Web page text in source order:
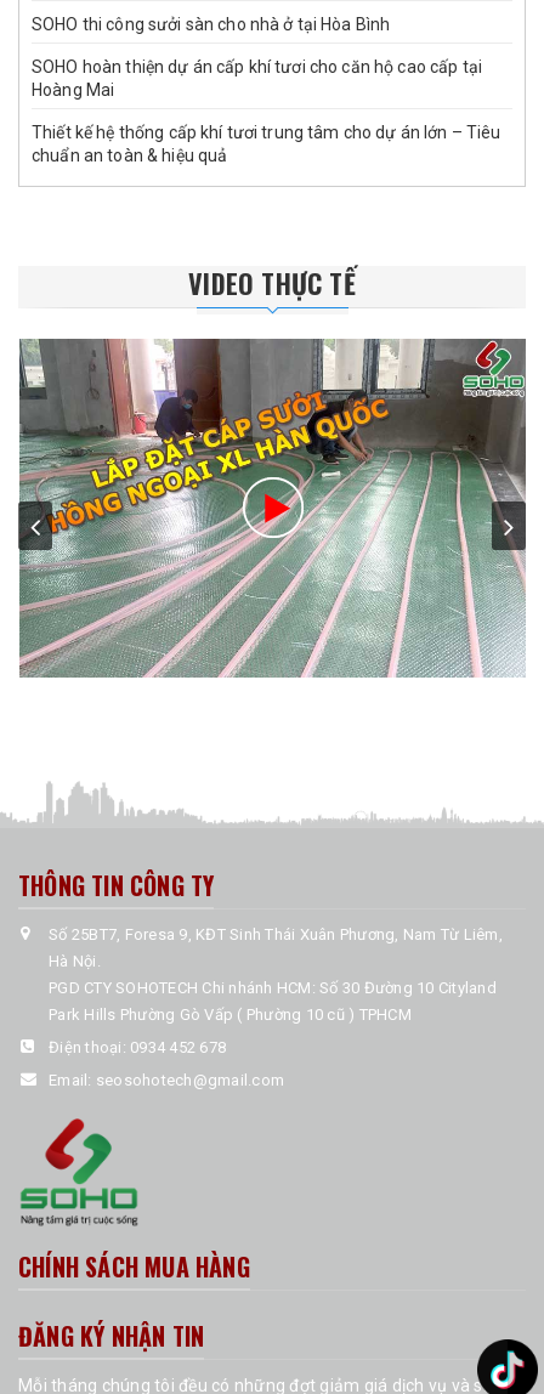
SOHO thi công sưởi sàn cho nhà ở tại Hòa Bình
SOHO hoàn thiện dự án cấp khí tươi cho căn hộ cao cấp tại
Hoàng Mai
Thiết kế hệ thống cấp khí tươi trung tâm cho dự án lớn – Tiêu
chuẩn an toàn & hiệu quả
VIDEO THỰC TẾ
THÔNG TIN CÔNG TY
Số 25BT7, Foresa 9, KĐT Sinh Thái Xuân Phương, Nam Từ Liêm,
Hà Nội.
PGD CTY SOHOTECH Chi nhánh HCM: Số 30 Đường 10 Cityland
Park Hills Phường Gò Vấp ( Phường 10 cũ ) TPHCM
Điện thoại: 0934 452 678
Email: seosohotech@gmail.com
CHÍNH SÁCH MUA HÀNG
ĐĂNG KÝ NHẬN TIN
Mỗi tháng chúng tôi đều có những đợt giảm giá dịch vụ và sản